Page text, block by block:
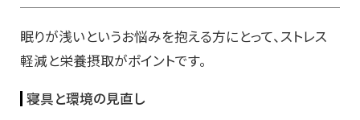
眠りが浅いというお悩みを抱える方にとって、ストレス
軽減と栄養摂取がポイントです。
寝具と環境の見直し